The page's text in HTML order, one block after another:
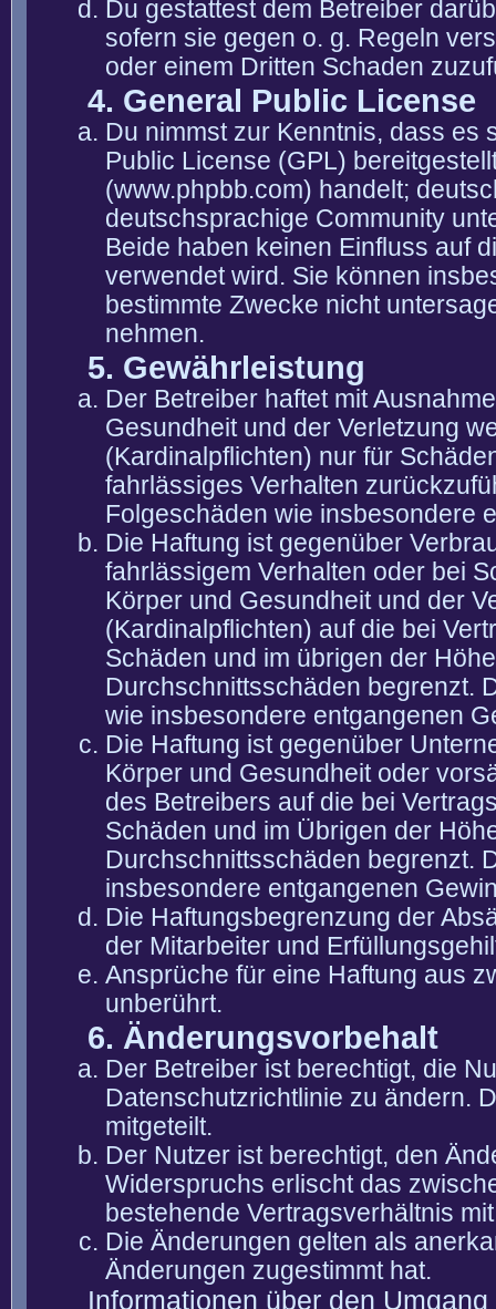
Du gestattest dem Betreiber
sofern sie gegen o. g. Regeln
oder einem Dritten Schaden
4. General Public License
Du nimmst zur Kenntnis, dass es
Public License (GPL)
(www.phpbb.com) handelt;
deutschsprachige Community
Beide haben keinen Einfluss auf
verwendet wird. Sie können
bestimmte Zwecke nicht
nehmen.
5. Gewährleistung
Der Betreiber haftet mit
Gesundheit und der Verletzung
(Kardinalpflichten) nur für
fahrlässiges Verhalten
Folgeschäden wie insbesondere
Die Haftung ist gegenüber
fahrlässigem Verhalten oder bei
Körper und Gesundheit und der
(Kardinalpflichten) auf die bei
Schäden und im übrigen der
Durchschnittsschäden begrenzt.
wie insbesondere entgangenen
Die Haftung ist gegenüber
Körper und Gesundheit oder
des Betreibers auf die bei
Schäden und im Übrigen der
Durchschnittsschäden begrenzt.
insbesondere entgangenen
Die Haftungsbegrenzung der
der Mitarbeiter und
Ansprüche für eine Haftung aus
unberührt.
6. Änderungsvorbehalt
Der Betreiber ist berechtigt, die
Datenschutzrichtlinie zu ändern.
mitgeteilt.
Der Nutzer ist berechtigt, den
Widerspruchs erlischt das
bestehende Vertragsverhältnis
Die Änderungen gelten als
Änderungen zugestimmt hat.
Informationen über den